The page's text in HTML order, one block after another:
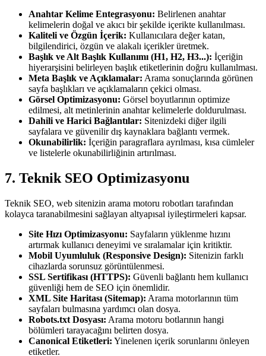
Anahtar Kelime Entegrasyonu: Belirlenen anahtar
kelimelerin doğal ve akıcı bir şekilde içerikte kullanılması.
Kaliteli ve Özgün İçerik: Kullanıcılara değer katan,
bilgilendirici, özgün ve alakalı içerikler üretmek.
Başlık ve Alt Başlık Kullanımı (H1, H2, H3...): İçeriğin
hiyerarşisini belirleyen başlık etiketlerinin doğru kullanılması.
Meta Başlık ve Açıklamalar: Arama sonuçlarında görünen
sayfa başlıkları ve açıklamaların çekici olması.
Görsel Optimizasyonu: Görsel boyutlarının optimize
edilmesi, alt metinlerinin anahtar kelimelerle doldurulması.
Dahili ve Harici Bağlantılar: Sitenizdeki diğer ilgili
sayfalara ve güvenilir dış kaynaklara bağlantı vermek.
Okunabilirlik: İçeriğin paragraflara ayrılması, kısa cümleler
ve listelerle okunabilirliğinin artırılması.
7. Teknik SEO Optimizasyonu
Teknik SEO, web sitenizin arama motoru robotları tarafından
kolayca taranabilmesini sağlayan altyapısal iyileştirmeleri kapsar.
Site Hızı Optimizasyonu: Sayfaların yüklenme hızını
artırmak kullanıcı deneyimi ve sıralamalar için kritiktir.
Mobil Uyumluluk (Responsive Design): Sitenizin farklı
cihazlarda sorunsuz görüntülenmesi.
SSL Sertifikası (HTTPS): Güvenli bağlantı hem kullanıcı
güvenliği hem de SEO için önemlidir.
XML Site Haritası (Sitemap): Arama motorlarının tüm
sayfaları bulmasına yardımcı olan dosya.
Robots.txt Dosyası: Arama motoru botlarının hangi
bölümleri tarayacağını belirten dosya.
Canonical Etiketleri: Yinelenen içerik sorunlarını önleyen
etiketler.